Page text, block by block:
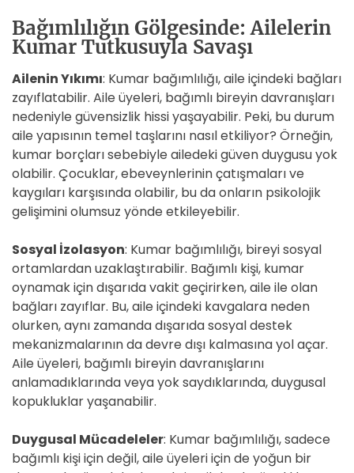
Bağımlılığın Gölgesinde: Ailelerin
Kumar Tutkusuyla Savaşı
Ailenin Yıkımı: Kumar bağımlılığı, aile içindeki bağları
zayıflatabilir. Aile üyeleri, bağımlı bireyin davranışları
nedeniyle güvensizlik hissi yaşayabilir. Peki, bu durum
aile yapısının temel taşlarını nasıl etkiliyor? Örneğin,
kumar borçları sebebiyle ailedeki güven duygusu yok
olabilir. Çocuklar, ebeveynlerinin çatışmaları ve
kaygıları karşısında olabilir, bu da onların psikolojik
gelişimini olumsuz yönde etkileyebilir.
Sosyal İzolasyon: Kumar bağımlılığı, bireyi sosyal
ortamlardan uzaklaştırabilir. Bağımlı kişi, kumar
oynamak için dışarıda vakit geçirirken, aile ile olan
bağları zayıflar. Bu, aile içindeki kavgalara neden
olurken, aynı zamanda dışarıda sosyal destek
mekanizmalarının da devre dışı kalmasına yol açar.
Aile üyeleri, bağımlı bireyin davranışlarını
anlamadıklarında veya yok saydıklarında, duygusal
kopukluklar yaşanabilir.
Duygusal Mücadeleler: Kumar bağımlılığı, sadece
bağımlı kişi için değil, aile üyeleri için de yoğun bir